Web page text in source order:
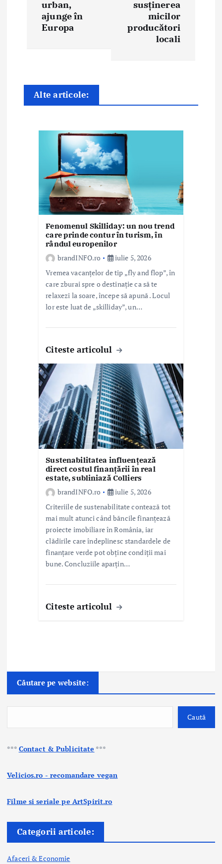
n
a
urban,
ajunge în
Europa
susținerea
micilor
producători
locali
Alte articole:
Fenomenul Skilliday: un nou trend
care prinde contur în turism, în
rândul europenilor
brandINFO.ro
iulie 5, 2026
Vremea vacanțelor de tip „fly and flop”, în
care zburai spre o destinație ca să te
relaxezi la soare, începe să apună . Locul
lor este luat de „skilliday”, un…
Citeste articolul
Sustenabilitatea influențează
direct costul finanțării în real
estate, subliniază Colliers
brandINFO.ro
iulie 5, 2026
Criteriile de sustenabilitate contează tot
mai mult atunci când băncile finanțează
proiecte imobiliare în România, iar
clădirile care îndeplinesc standardele de
finanțare verde pot obține condiții mai
bune. Concluziile aparțin…
Citeste articolul
Căutare pe website:
Caută
*** Contact & Publicitate ***
Velicios.ro - recomandare vegan
Filme si seriale pe ArtSpirit.ro
Categorii articole:
Afaceri & Economie